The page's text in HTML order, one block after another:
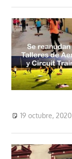
19 octubre, 2020